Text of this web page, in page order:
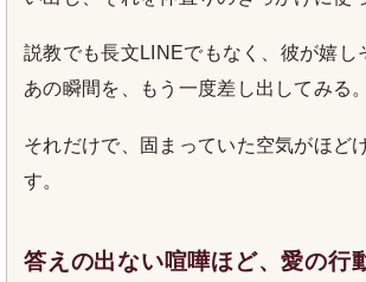
説教でも長文LINEでもなく、彼が嬉し
あの瞬間を、もう一度差し出してみる。
それだけで、固まっていた空気がほど
す。
答えの出ない喧嘩ほど、愛の行